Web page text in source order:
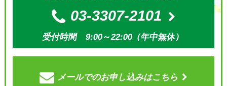
03-3307-2101
受付時間 9:00～22:00（年中無休）
メールでのお申し込みはこちら